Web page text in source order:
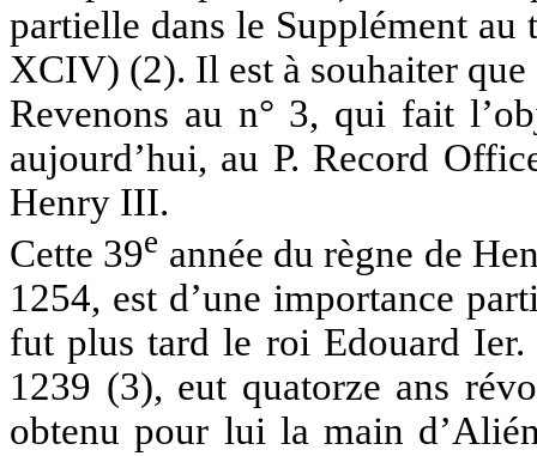
partielle dans le Supplément
XCIV) (2). Il est à souhaiter
Revenons au n° 3, qui fait
aujourd’hui, au P. Record
Henry III.
Cette 39e année du règne de
1254, est d’une importance
fut plus tard le roi Edouard
1239 (3), eut quatorze ans
obtenu pour lui la main